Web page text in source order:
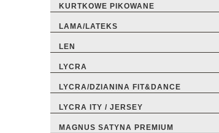
KURTKOWE PIKOWANE
LAMA/LATEKS
LEN
LYCRA
LYCRA/DZIANINA FIT&DANCE
LYCRA ITY / JERSEY
MAGNUS SATYNA PREMIUM